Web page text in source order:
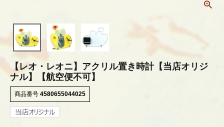
【レオ・レオニ】アクリル置き時計【当店オリジ
ナル】【航空便不可】
商品番号 4580655044025